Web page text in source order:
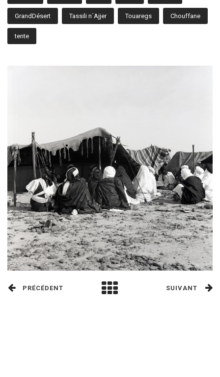
GrandDésert Tassili n´Ajjer Touaregs Chouffane
tente
PRÉCÉDENT SUIVANT